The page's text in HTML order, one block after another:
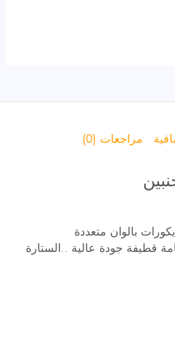
مراجعات (0)
بالوان متعددة
قطيفة جودة عالية ..الستارة